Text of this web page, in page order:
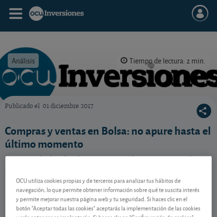
Análisis Tiempo de lectura: 2 min.
Publicado el 01 diciembre 2017
Compras y ventas en Bolsa: no apure hasta el
último momento
Si antes de fin de año quiere vender o comprar alguna
podría ser mayúscula.
Contenido reservado a SOCIOS
OCU utiliza cookies propias y de terceros para analizar tus hábitos de
navegación, lo que permite obtener información sobre qué te suscita interés
y permite mejorar nuestra página web y tu seguridad. Si haces clic en el
botón "Aceptar todas las cookies" aceptarás la implementación de las cookies